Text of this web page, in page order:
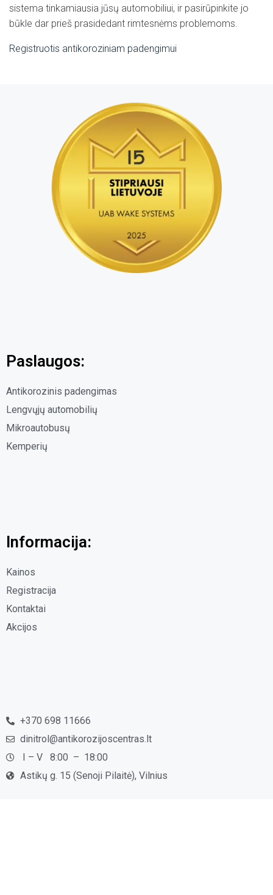
sistema tinkamiausia jūsų automobiliui, ir pasirūpinkite jo
būkle dar prieš prasidedant rimtesnėms problemoms.
Registruotis antikoroziniam padengimui
Paslaugos:
Antikorozinis padengimas
Lengvųjų automobilių
Mikroautobusų
Kemperių
Informacija:
Kainos
Registracija
Kontaktai
Akcijos
+370 698 11666
dinitrol@antikorozijoscentras.lt
I – V 8:00 – 18:00
Astikų g. 15 (Senoji Pilaitė), Vilnius